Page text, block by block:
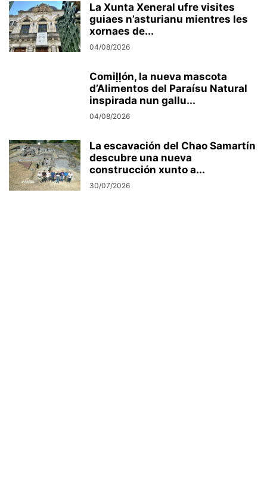
La Xunta Xeneral ufre visites
guiaes n’asturianu mientres les
xornaes de...
04/08/2026
Comiḷḷón, la nueva mascota
d’Alimentos del Paraísu Natural
inspirada nun gallu...
04/08/2026
La escavación del Chao Samartín
descubre una nueva
construcción xunto a...
30/07/2026